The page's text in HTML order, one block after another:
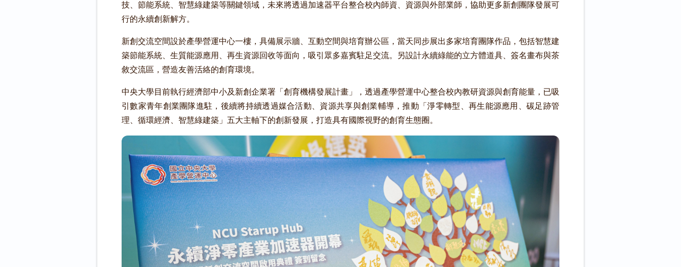
技、節能系統、智慧綠建築等關鍵領域，未來將透過加速器平台整合校內師資、資源與外部業師，協助更多新創團隊發展可
行的永續創新解方。
新創交流空間設於產學營運中心一樓，具備展示牆、互動空間與培育辦公區，當天同步展出多家培育團隊作品，包括智慧建
築節能系統、生質能源應用、再生資源回收等面向，吸引眾多嘉賓駐足交流。另設計永續綠能的立方體道具、簽名畫布與茶
敘交流區，營造友善活絡的創育環境。
中央大學目前執行經濟部中小及新創企業署「創育機構發展計畫」，透過產學營運中心整合校內教研資源與創育能量，已吸
引數家青年創業團隊進駐，後續將持續透過媒合活動、資源共享與創業輔導，推動「淨零轉型、再生能源應用、碳足跡管
理、循環經濟、智慧綠建築」五大主軸下的創新發展，打造具有國際視野的創育生態圈。